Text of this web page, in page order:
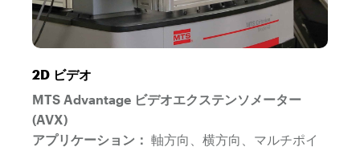
2D ビデオ
MTS Advantage ビデオエクステンソメーター
(AVX)
アプリケーション： 軸方向、横方向、マルチポイ